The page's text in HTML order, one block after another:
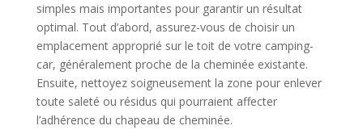
simples mais importantes pour garantir un résultat
optimal. Tout d’abord, assurez-vous de choisir un
emplacement approprié sur le toit de votre camping-
car, généralement proche de la cheminée existante.
Ensuite, nettoyez soigneusement la zone pour enlever
toute saleté ou résidus qui pourraient affecter
l’adhérence du chapeau de cheminée.